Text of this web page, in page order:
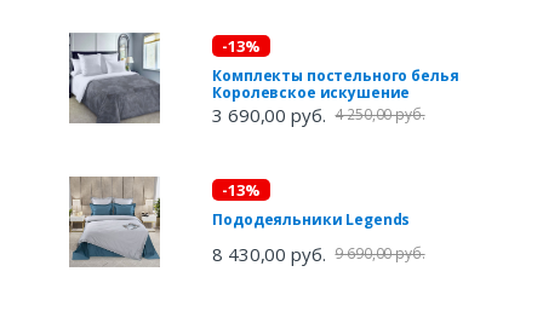
-13%
Комплекты постельного белья
Королевское искушение
3 690,00 руб. 4 250,00 руб.
-13%
Пододеяльники Legends
8 430,00 руб. 9 690,00 руб.